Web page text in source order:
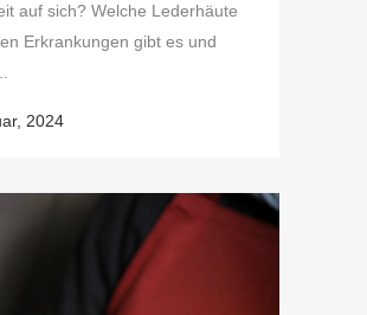
auf sich? Welche Lederhäute
Erkrankungen gibt es und
2024